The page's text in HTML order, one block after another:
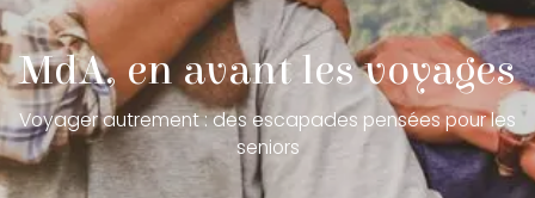
MdA, en avant les voyages
Voyager autrement : des escapades pensées pour les
seniors